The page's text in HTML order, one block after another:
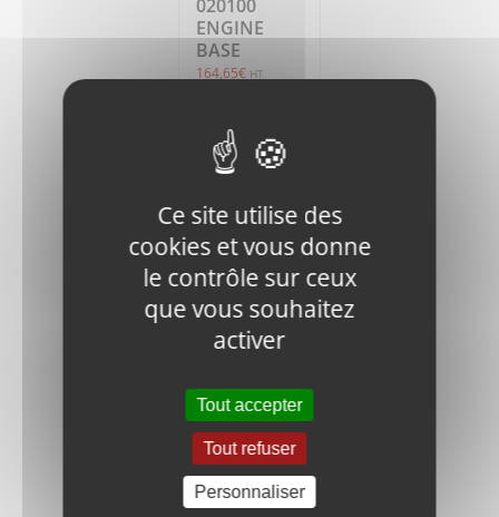
020100
ENGINE
BASE
164,65€ HT
Ajouter
au
Détails
060200
BOLT
11,00€ HT
Ce site utilise des
cookies et vous donne
le contrôle sur ceux
que vous souhaitez
activer
Tout accepter
Tout refuser
Personnaliser